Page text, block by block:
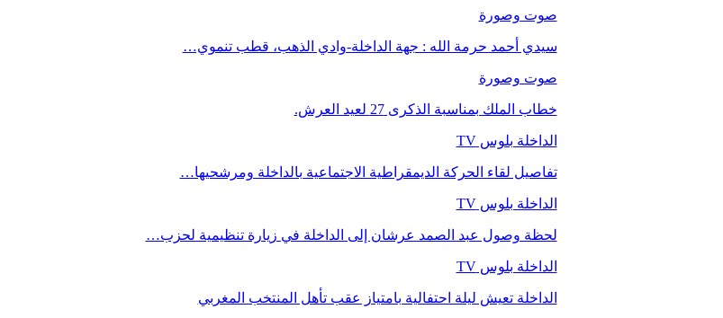
صوت وصورة
سيدي أحمد حرمة الله : جهة الداخلة-وادي الذهب، قطب تنموي…
صوت وصورة
خطاب الملك بمناسبة الذكرى 27 لعيد العرش.
الداخلة بلوس TV
تفاصيل لقاء الحركة الديمقراطية الاجتماعية بالداخلة ومرشحيها…
الداخلة بلوس TV
لحظة وصول عبد الصمد عرشان إلى الداخلة في زيارة تنظيمية لحزب…
الداخلة بلوس TV
الداخلة تعيش ليلة احتفالية بامتياز عقب تأهل المنتخب المغربي